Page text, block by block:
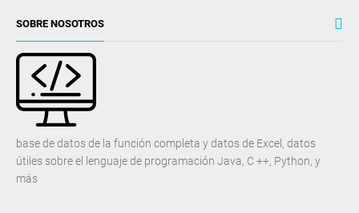
SOBRE NOSOTROS
base de datos de la función completa y datos de Excel, datos
útiles sobre el lenguaje de programación Java, C ++, Python, y
más